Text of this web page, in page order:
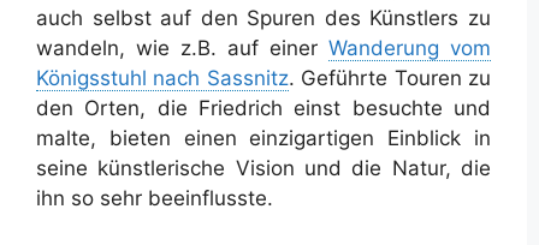
auch selbst auf den Spuren des Künstlers zu
wandeln, wie z.B. auf einer Wanderung vom
Königsstuhl nach Sassnitz. Geführte Touren zu
den Orten, die Friedrich einst besuchte und
malte, bieten einen einzigartigen Einblick in
seine künstlerische Vision und die Natur, die
ihn so sehr beeinflusste.